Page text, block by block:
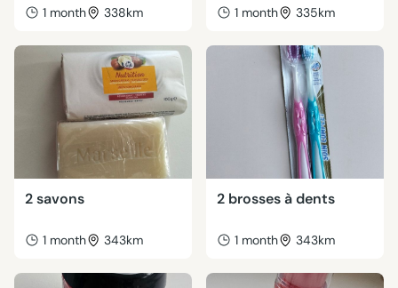
1 month 338km 1 month 335km
2 savons
1 month 343km
2 brosses à dents
1 month 343km